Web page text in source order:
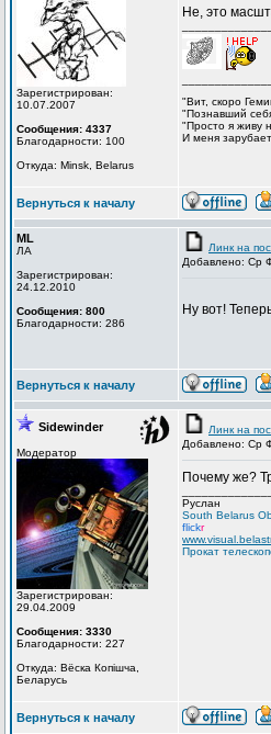
Зарегистрирован:
10.07.2007
Сообщения: 4337
Благодарности: 100
Откуда: Minsk, Belarus
Не, это
"Вит, cкоро
"Познавший
"Просто я живу
И меня
Вернуться к началу
ML
ЛА
Зарегистрирован:
24.12.2010
Сообщения: 800
Благодарности: 286
Линк на
Добавлено: Ср
Ну вот!
Вернуться к началу
Sidewinder
Модератор
Зарегистрирован:
29.04.2009
Сообщения: 3330
Благодарности: 227
Откуда: Вёска Копішча,
Беларусь
Линк на
Добавлено: Ср
Почему же?
Руслан
South Belarus
flickr
Прокат
Вернуться к началу